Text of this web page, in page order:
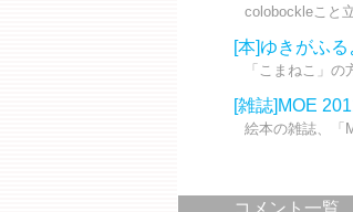
colobockleこと
[本]ゆきがふ
「こまねこ」
[雑誌]MOE
絵本の雑誌、「